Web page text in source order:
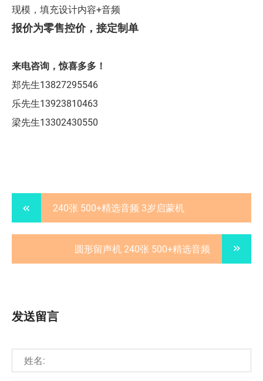
现模，填充设计内容+音频
报价为零售控价，接定制单
来电咨询，惊喜多多！
郑先生13827295546
乐先生13923810463
梁先生13302430550
240张 500+精选音频 3岁启蒙机
圆形留声机 240张 500+精选音频
发送留言